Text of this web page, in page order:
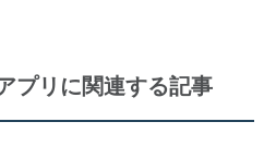
プリに関連する記事